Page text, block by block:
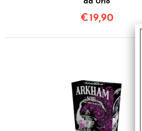
da Urlo
€ 19,90